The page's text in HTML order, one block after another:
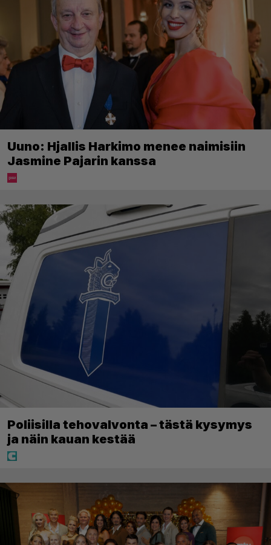
Uuno: Hjallis Harkimo menee naimisiin
Jasmine Pajarin kanssa
Poliisilla tehovalvonta – tästä kysymys
ja näin kauan kestää